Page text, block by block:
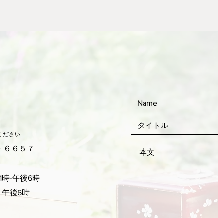
ださい
６６５７
-午後6時
後6時